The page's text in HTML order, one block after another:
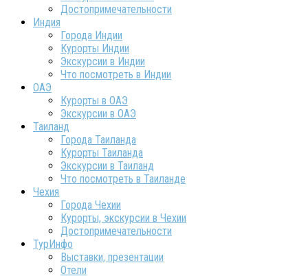
Достопримечательности
Индия
Города Индии
Курорты Индии
Экскурсии в Индии
Что посмотреть в Индии
ОАЭ
Курорты в ОАЭ
Экскурсии в ОАЭ
Таиланд
Города Таиланда
Курорты Таиланда
Экскурсии в Таиланд
Что посмотреть в Таиланде
Чехия
Города Чехии
Курорты, экскурсии в Чехии
Достопримечательности
ТурИнфо
Выставки, презентации
Отели